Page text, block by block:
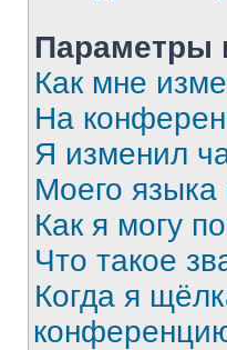
Параметры
Как мне
На
Я изменил
Моего языка
Как я могу
Что такое
Когда я